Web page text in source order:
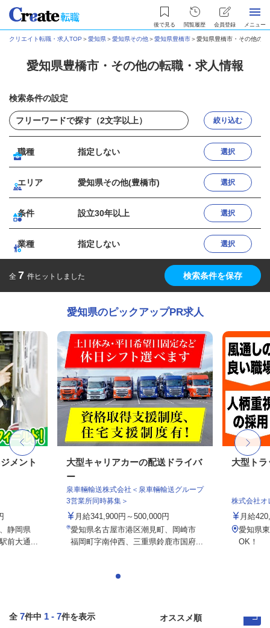
後で見る 閲覧履歴 会員登録 メニュー
クリエイト転職・求人TOP ＞愛知県＞愛知県その他＞愛知県豊橋市＞愛知県豊橋市・その他の
愛知県豊橋市・その他の転職・求人情報
検索条件の設定
絞り込む
職種 指定しない 選択
エリア 愛知県その他(豊橋市) 選択
条件 設立30年以上 選択
業種 指定しない 選択
全 7 件ヒットしました 検索条件を保存
愛知県のピックアップPR求人
メント
静岡県
前大通...
大型キャリアカーの配送ドライバ
ー
泉車輛輸送株式会社＜泉車輛輸送グループ
3営業所同時募集＞
月給341,900円～500,000円
愛知県名古屋市港区潮見町、岡崎市
福岡町字南仲西、三重県鈴鹿市国府...
大型ト
株式会社
月給
愛知県
OK！
全 7件中 1 - 7件を表示